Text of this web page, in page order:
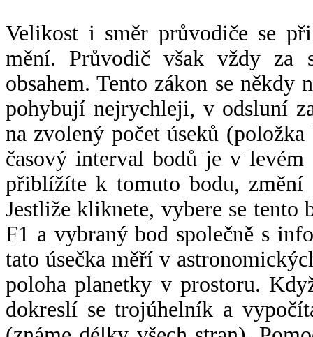
Velikost i směr průvodiče se
mění. Průvodič však vždy za
obsahem. Tento zákon se někdy
pohybují nejrychleji, v odsluní
na zvolený počet úseků
časový interval bodů je v
přiblížíte k tomuto bodu,
Jestliže kliknete, vybere se tento
F1 a vybraný bod společně s
tato úsečka měří v
poloha planetky v prostoru.
dokreslí se trojúhelník a